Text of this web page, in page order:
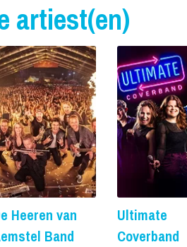
artiest(en)
Heeren van
Band
Ultimate
Coverband